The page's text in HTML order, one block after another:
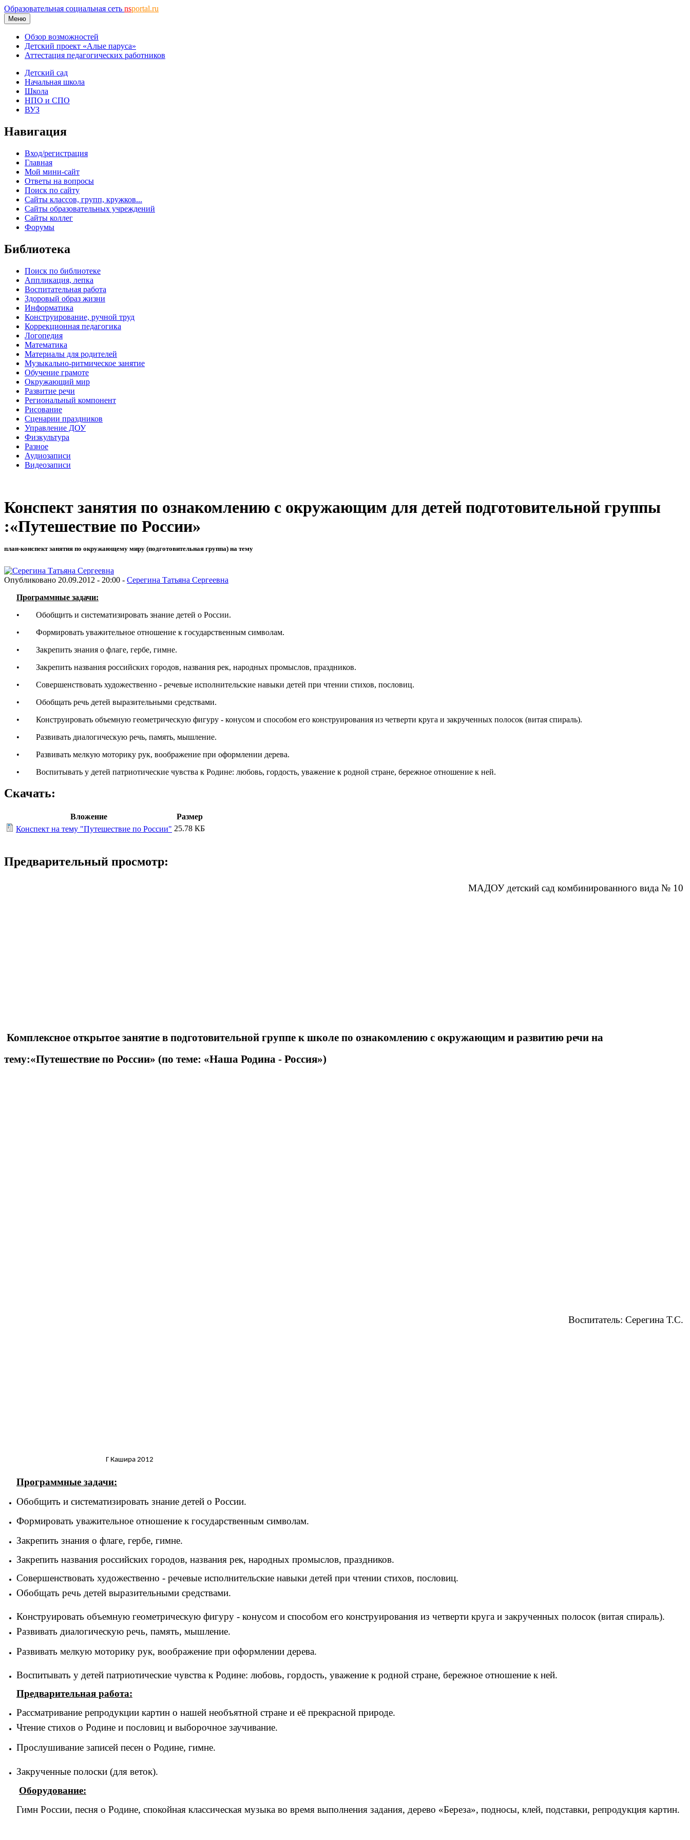
Образовательная социальная сеть nsportal.ru
Меню
Обзор возможностей
Детский проект «Алые паруса»
Аттестация педагогических работников
Детский сад
Начальная школа
Школа
НПО и СПО
ВУЗ
Навигация
Вход/регистрация
Главная
Мой мини-сайт
Ответы на вопросы
Поиск по сайту
Сайты классов, групп, кружков...
Сайты образовательных учреждений
Сайты коллег
Форумы
Библиотека
Поиск по библиотеке
Аппликация, лепка
Воспитательная работа
Здоровый образ жизни
Информатика
Конструирование, ручной труд
Коррекционная педагогика
Логопедия
Математика
Материалы для родителей
Музыкально-ритмическое занятие
Обучение грамоте
Окружающий мир
Развитие речи
Региональный компонент
Рисование
Сценарии праздников
Управление ДОУ
Физкультура
Разное
Аудиозаписи
Видеозаписи
Конспект занятия по ознакомлению с окружающим для детей подготовительной группы
:«Путешествие по России»
план-конспект занятия по окружающему миру (подготовительная группа) на тему
Опубликовано 20.09.2012 - 20:00 - Серегина Татьяна Сергеевна
Программные задачи:
• Обобщить и систематизировать знание детей о России.
• Формировать уважительное отношение к государственным символам.
• Закрепить знания о флаге, гербе, гимне.
• Закрепить названия российских городов, названия рек, народных промыслов, праздников.
• Совершенствовать художественно - речевые исполнительские навыки детей при чтении стихов, пословиц.
• Обобщать речь детей выразительными средствами.
• Конструировать объемную геометрическую фигуру - конусом и способом его конструирования из четверти круга и закрученных полосок (витая спираль).
• Развивать диалогическую речь, память, мышление.
• Развивать мелкую моторику рук, воображение при оформлении дерева.
• Воспитывать у детей патриотические чувства к Родине: любовь, гордость, уважение к родной стране, бережное отношение к ней.
Скачать:
Вложение
Размер
Конспект на тему "Путешествие по России" 25.78 КБ
Предварительный просмотр:
МАДОУ детский сад комбинированного вида № 10
Комплексное открытое занятие в подготовительной группе к школе по ознакомлению с окружающим и развитию речи на
тему:«Путешествие по России» (по теме: «Наша Родина - Россия»)
Воспитатель: Серегина Т.С.
Г Кашира 2012
Программные задачи:
Обобщить и систематизировать знание детей о России.
Формировать уважительное отношение к государственным символам.
Закрепить знания о флаге, гербе, гимне.
Закрепить названия российских городов, названия рек, народных промыслов, праздников.
Совершенствовать художественно - речевые исполнительские навыки детей при чтении стихов, пословиц.
Обобщать речь детей выразительными средствами.
Конструировать объемную геометрическую фигуру - конусом и способом его конструирования из четверти круга и закрученных полосок (витая спираль).
Развивать диалогическую речь, память, мышление.
Развивать мелкую моторику рук, воображение при оформлении дерева.
Воспитывать у детей патриотические чувства к Родине: любовь, гордость, уважение к родной стране, бережное отношение к ней.
Предварительная работа:
Рассматривание репродукции картин о нашей необъятной стране и её прекрасной природе.
Чтение стихов о Родине и пословиц и выборочное заучивание.
Прослушивание записей песен о Родине, гимне.
Закрученные полоски (для веток).
Оборудование:
Гимн России, песня о Родине, спокойная классическая музыка во время выполнения задания, дерево «Береза», подносы, клей, подставки, репродукция картин.